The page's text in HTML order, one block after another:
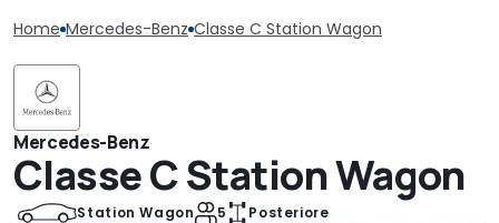
Home Mercedes-Benz Classe C Station Wagon
Mercedes-Benz
Classe C Station Wagon
Station Wagon 5 Posteriore